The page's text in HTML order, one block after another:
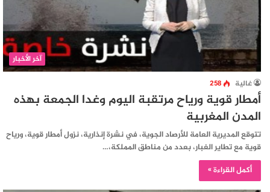
آخر الأخبار
غالية 258
أمطار قوية ورياح مرتقبة اليوم وغدا الجمعة بهذه
المدن المغربية
تتوقع المديرية العامة للأرصاد الجوية، في نشرة إنذارية، نزول أمطار قوية، ورياح
قوية مع تطاير الغبار، بعدد من مناطق المملكة،…
أكمل القراءة »